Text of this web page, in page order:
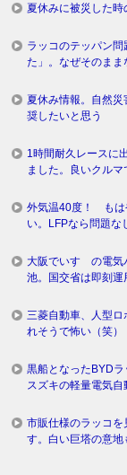
夏休みに被災した時
ラッコのテッパン
た」。なぜそのまま
夏休み情報。自然
奨したいと思う
1時間耐久レースに
ました。良いクルマ
外気温40度！ もは
い。LFPなら問題な
大阪でいすゞの電
池。国交省は即刻運
三菱自動車、人型
れそうで怖い（笑）
黒船となったBYDラ
スズキの軽量電気自
市販仕様のラッコを
す。白い巨塔の意地